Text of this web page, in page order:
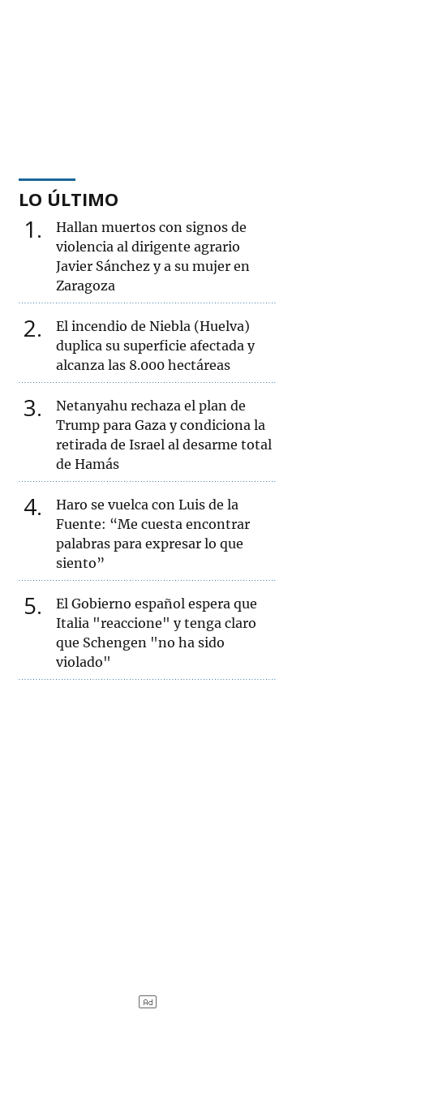
LO ÚLTIMO
1
Hallan muertos con signos de
violencia al dirigente agrario
Javier Sánchez y a su mujer en
Zaragoza
2
El incendio de Niebla (Huelva)
duplica su superficie afectada y
alcanza las 8.000 hectáreas
3
Netanyahu rechaza el plan de
Trump para Gaza y condiciona la
retirada de Israel al desarme total
de Hamás
4
Haro se vuelca con Luis de la
Fuente: “Me cuesta encontrar
palabras para expresar lo que
siento”
5
El Gobierno español espera que
Italia "reaccione" y tenga claro
que Schengen "no ha sido
violado"